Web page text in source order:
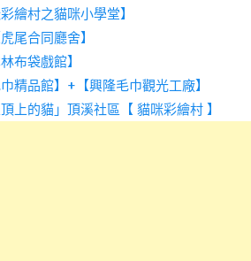
繪村之貓咪小學堂】
尾合同廳舍】
布袋戲館】
精品館】+【興隆毛巾觀光工廠】
上的貓」頂溪社區【 貓咪彩繪村 】